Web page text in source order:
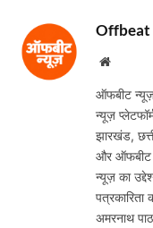
Offbeat
Website
ऑफबीट
न्यूज़
झारखंड,
और ऑफबीट
न्यूज़ का
अमरनाथ